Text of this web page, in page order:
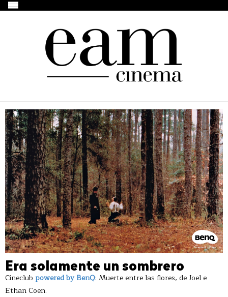
Era solamente un sombrero
Cineclub powered by BenQ: Muerte entre las flores, de Joel e
Ethan Coen.